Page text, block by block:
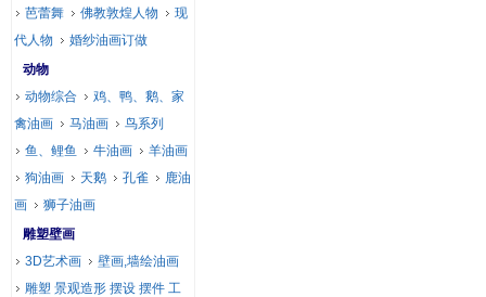
芭蕾舞
佛教敦煌人物
现
代人物
婚纱油画订做
动物
动物综合
鸡、鸭、鹅、家
禽油画
马油画
鸟系列
鱼、鲤鱼
牛油画
羊油画
狗油画
天鹅 孔雀
鹿油
画
狮子油画
雕塑壁画
3D艺术画
壁画,墙绘油画
雕塑 景观造形 摆设 摆件 工